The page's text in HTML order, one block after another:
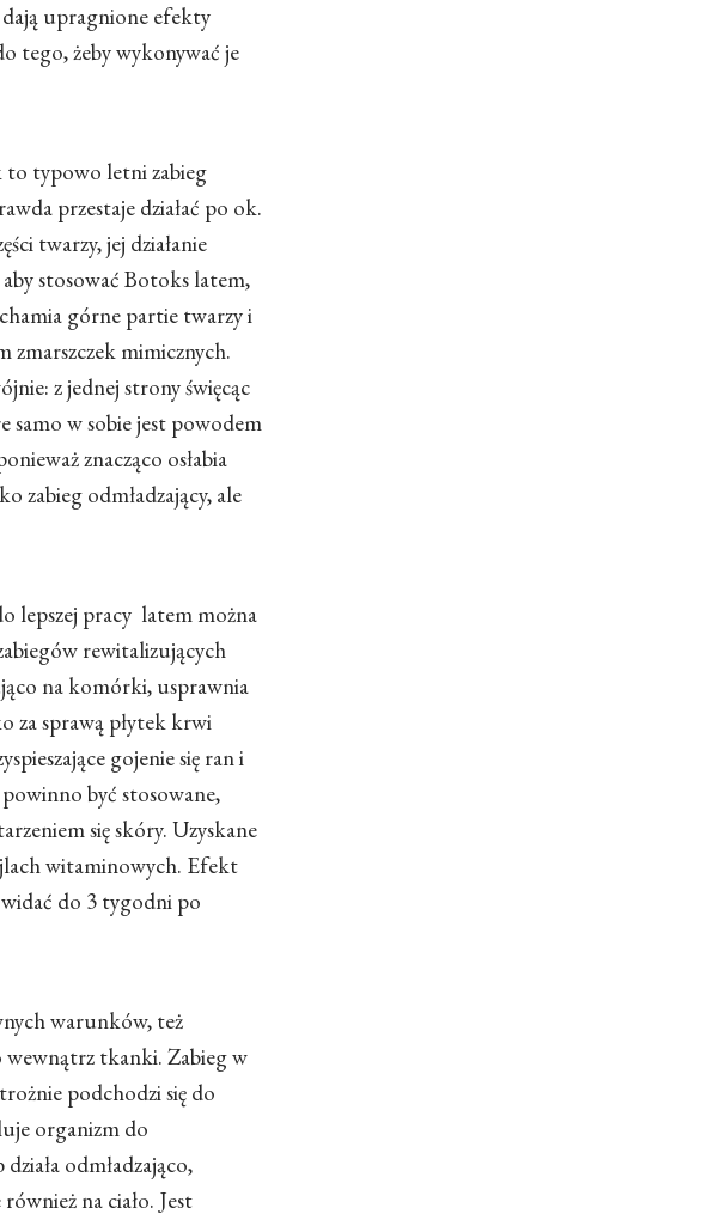
upragnione efekty
tego, żeby wykonywać je
to typowo letni zabieg
przestaje działać po ok.
twarzy, jej działanie
stosować Botoks latem,
górne partie twarzy i
zmarszczek mimicznych.
z jednej strony święcąc
samo w sobie jest powodem
znacząco osłabia
zabieg odmładzający, ale
lepszej pracy latem można
rewitalizujących
na komórki, usprawnia
za sprawą płytek krwi
gojenie się ran i
być stosowane,
się skóry. Uzyskane
witaminowych. Efekt
do 3 tygodni po
warunków, też
wewnątrz tkanki. Zabieg w
podchodzi się do
organizm do
odmładzająco,
na ciało. Jest